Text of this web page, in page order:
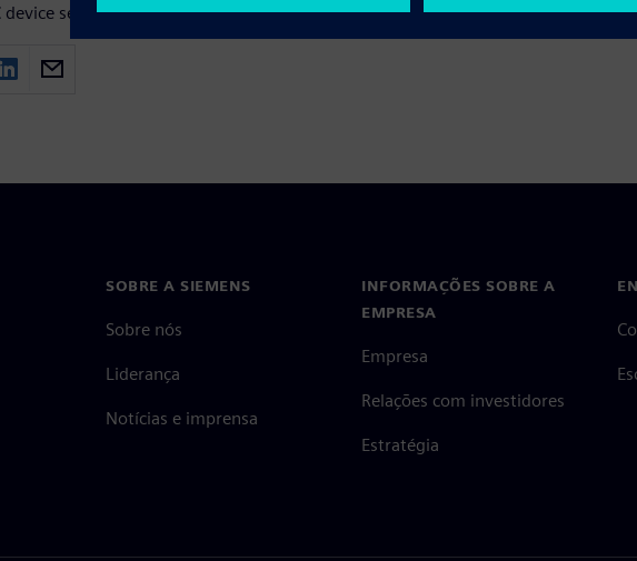
device series in order to perform various tasks.
SOBRE A SIEMENS
Sobre nós
Liderança
Notícias e imprensa
INFORMAÇÕES SOBRE A
EMPRESA
Empresa
Relações com investidores
Estratégia